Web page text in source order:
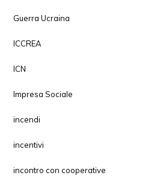
Guerra Ucraina
ICCREA
ICN
Impresa Sociale
incendi
incentivi
incontro con cooperative